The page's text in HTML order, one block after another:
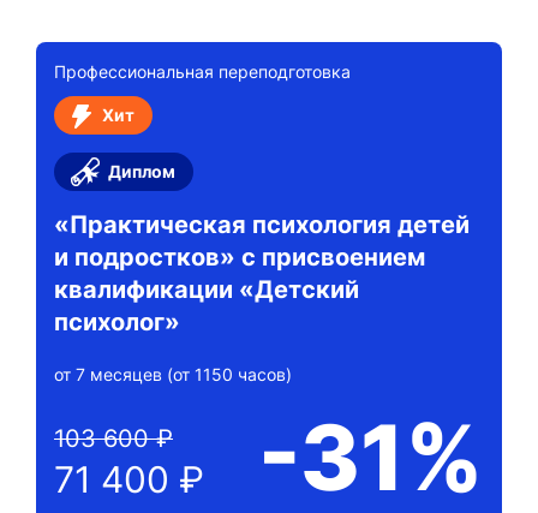
Профессиональная переподготовка
Хит
Диплом
«Практическая психология детей
и подростков» с присвоением
квалификации «Детский
психолог»
от 7 месяцев (от 1150 часов)
71 400 ₽
103 600 ₽ -31%